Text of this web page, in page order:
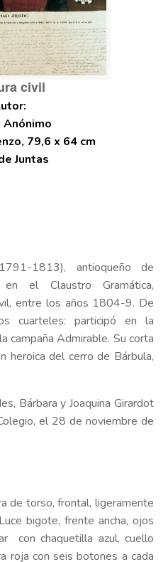
civil
79,6 x 64 cm
Juntas
1813), antioqueño de
en el Claustro Gramática,
entre los años 1804-9. De
cuarteles: participó en la
campaña Admirable. Su corta
heroica del cerro de Bárbula,
Bárbara y Joaquina Girardot
el 28 de noviembre de
de torso, frontal, ligeramente
bigote, frente ancha, ojos
con chaquetilla azul, cuello
roja con seis botones a cada